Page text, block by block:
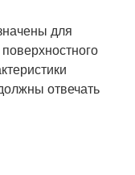
для
отвечать